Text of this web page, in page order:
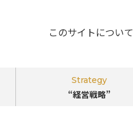
このサイトについて
Strategy
“経営戦略”
記事カテゴリ